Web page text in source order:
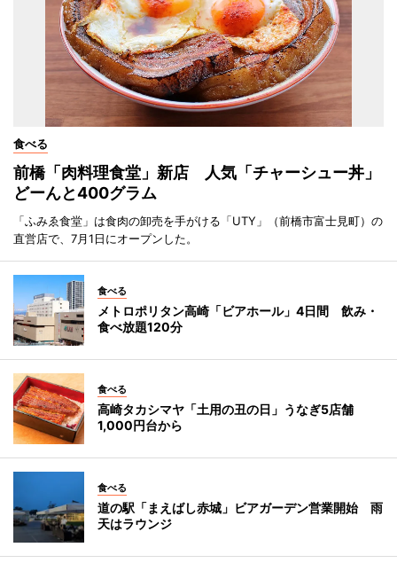
食べる
前橋「肉料理食堂」新店 人気「チャーシュー丼」
どーんと400グラム
「ふみゑ食堂」は食肉の卸売を手がける「UTY」（前橋市富士見町）の
直営店で、7月1日にオープンした。
食べる
メトロポリタン高崎「ビアホール」4日間 飲み・
食べ放題120分
食べる
高崎タカシマヤ「土用の丑の日」うなぎ5店舗
1,000円台から
食べる
道の駅「まえばし赤城」ビアガーデン営業開始 雨
天はラウンジ